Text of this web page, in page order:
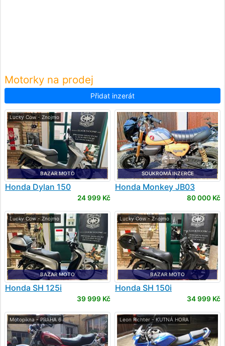
Motorky na prodej
Přidat inzerát
Lucky Cow - Znojmo
BAZAR MOTO
Honda Dylan 150
24 999 Kč
SOUKROMÁ INZERCE
Honda Monkey JB03
80 000 Kč
Lucky Cow - Znojmo
BAZAR MOTO
Honda SH 125i
39 999 Kč
Lucky Cow - Znojmo
BAZAR MOTO
Honda SH 150i
34 999 Kč
Motopikna - PRAHA 6 Leon Richter - KUTNÁ HORA